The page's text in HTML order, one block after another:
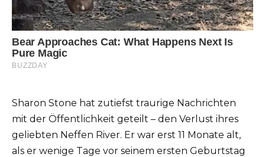
Sharon Stone hat zutiefst traurige Nachrichten
mit der Öffentlichkeit geteilt – den Verlust ihres
geliebten Neffen River. Er war erst 11 Monate alt,
als er wenige Tage vor seinem ersten Geburtstag